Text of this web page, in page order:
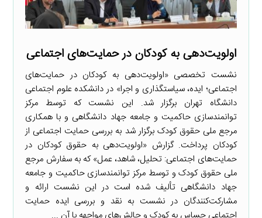
اولویت‌دهی به کودکان در حمایت‌های اجتماعی
نشست تخصصی «اولویت‌دهی به کودکان در حمایت‌های
اجتماعی؛ ایده، سیاستگذاری و اجرا» در دانشکده علوم اجتماعی
دانشگاه تهران برگزار شد. این نشست که توسط مرکز
توانمندسازی حاکمیت و جامعه جهاد دانشگاهی و با همکاری
مرجع ملی حقوق کودک برگزار شد به بررسی حمایت اجتماعی از
کودکان پرداخت. گزارش «اولویت‌دهی به حقوق کودکان در
حمایت‌های اجتماعی: تحلیل، شاهد، عمل» که به سفارش مرجع
ملی حقوق کودک و توسط مرکز توانمندسازی حاکمیت و جامعه
جهاد دانشگاهی تألیف شده است در این نشست ارائه و
مشارکت‌کنندگان در نشست به نقد و بررسی ایده حمایت